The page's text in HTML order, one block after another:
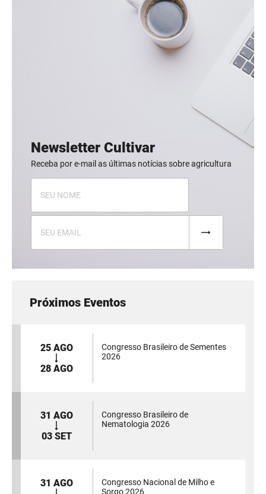
Newsletter Cultivar
Receba por e-mail as últimas notícias sobre agricultura
Próximos Eventos
25 AGO
28 AGO
Congresso Brasileiro de Sementes
2026
31 AGO
03 SET
Congresso Brasileiro de
Nematologia 2026
31 AGO
Congresso Nacional de Milho e
Sorgo 2026